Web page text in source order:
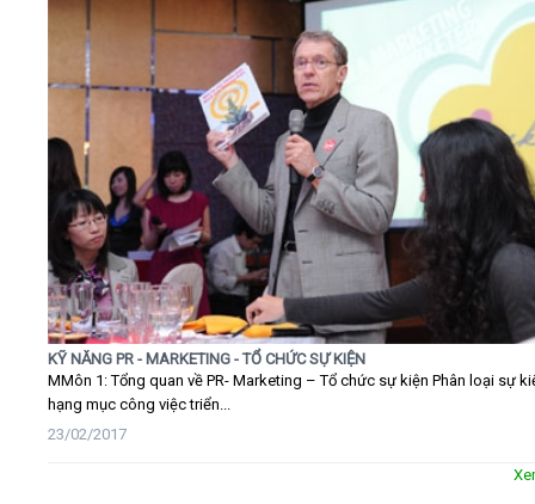
KỸ NĂNG PR - MARKETING - TỔ CHỨC SỰ KIỆN
MMôn 1: Tổng quan về PR- Marketing – Tổ chức sự kiện Phân loại sự
hạng mục công việc triển...
23/02/2017